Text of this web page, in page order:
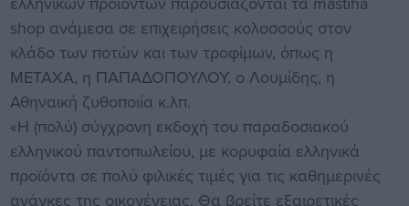
shop ανάμεσα σε επιχειρήσεις κολοσσούς στον
κλάδο των ποτών και των τροφίμων, όπως η
ΜΕΤΑΧΑ, η ΠΑΠΑΔΟΠΟΥΛΟΥ, ο Λουμίδης, η
Αθηναική ζυθοποιία κ.λπ.
«Η (πολύ) σύγχρονη εκδοχή του παραδοσιακού
ελληνικού παντοπωλείου, με κορυφαία ελληνικά
προϊόντα σε πολύ φιλικές τιμές για τις καθημερινές
ανάγκες της οικογένειας. Θα βρείτε εξαιρετικές